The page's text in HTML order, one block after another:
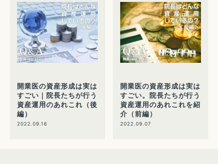
開業医の資産形成は実は
すごい｜院長たちが行う
資産運用のあれこれ（後
編）
2022.09.16
開業医の資産形成は実は
すごい。院長たちが行う
資産運用のあれこれを紹
介（前編）
2022.09.07